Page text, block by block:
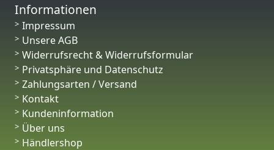
Informationen
Impressum
Unsere AGB
Widerrufsrecht & Widerrufsformular
Privatsphäre und Datenschutz
Zahlungsarten / Versand
Kontakt
Kundeninformation
Über uns
Händlershop